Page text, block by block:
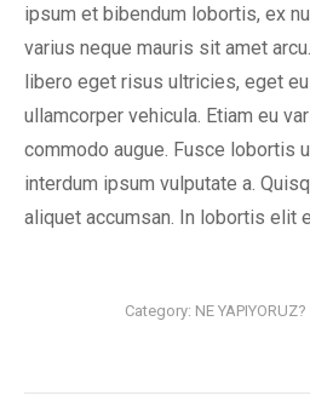
ipsum et bibendum lobortis, ex
varius neque mauris sit amet
libero eget risus ultricies, eget
ullamcorper vehicula. Etiam eu
commodo augue. Fusce lobortis
interdum ipsum vulputate a.
aliquet accumsan. In lobortis elit
Category: NE YAPIYORUZ?